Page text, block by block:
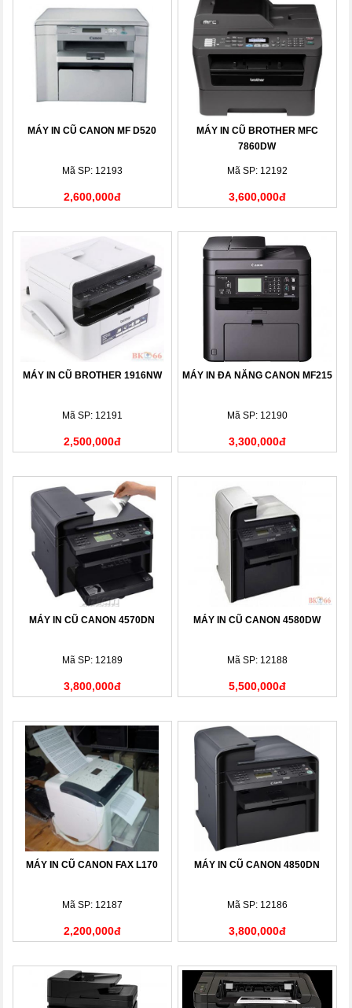
MÁY IN CŨ CANON MF D520
Mã SP: 12193
2,600,000đ
MÁY IN CŨ BROTHER MFC
7860DW
Mã SP: 12192
3,600,000đ
MÁY IN CŨ BROTHER 1916NW
Mã SP: 12191
2,500,000đ
MÁY IN ĐA NĂNG CANON MF215
Mã SP: 12190
3,300,000đ
MÁY IN CŨ CANON 4570DN
Mã SP: 12189
3,800,000đ
MÁY IN CŨ CANON 4580DW
Mã SP: 12188
5,500,000đ
MÁY IN CŨ CANON FAX L170
Mã SP: 12187
2,200,000đ
MÁY IN CŨ CANON 4850DN
Mã SP: 12186
3,800,000đ